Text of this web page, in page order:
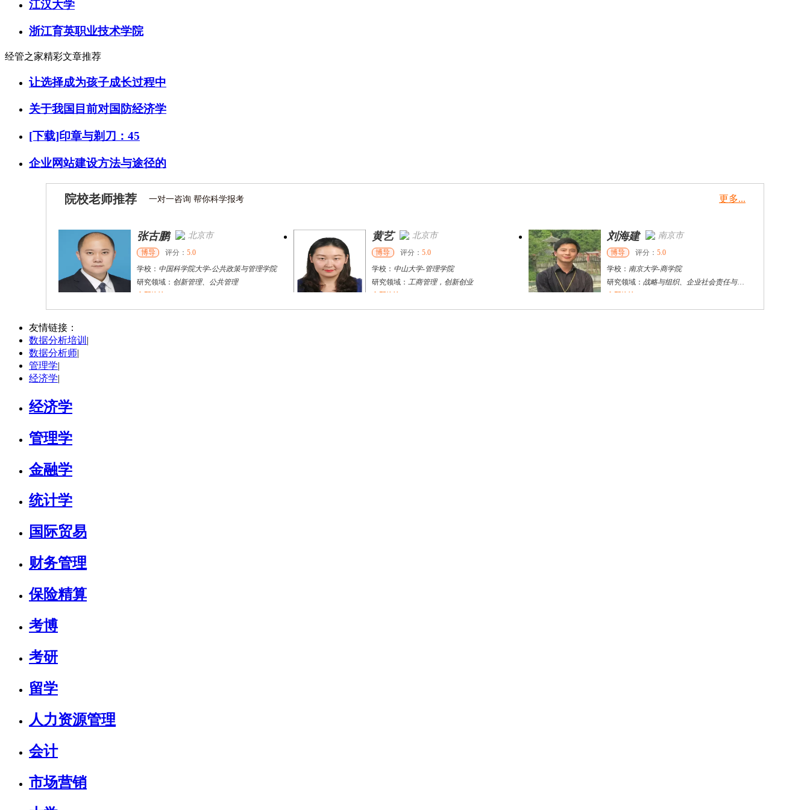
江汉大学
浙江育英职业技术学院
经管之家精彩文章推荐
让选择成为孩子成长过程中
关于我国目前对国防经济学
[下载]印章与剃刀：45
企业网站建设方法与途径的
院校老师推荐 一对一咨询 帮你科学报考 更多...
张古鹏 北京市
博导 评分： 5.0
学校： 中国科学院大学-公共政策与管理学院
研究领域： 创新管理、公共管理
立即咨询
黄艺 北京市
博导 评分： 5.0
学校： 中山大学-管理学院
研究领域： 工商管理，创新创业
立即咨询
刘海建 南京市
博导 评分： 5.0
学校： 南京大学-商学院
研究领域： 战略与组织、企业社会责任与伦理
立即咨询
李** 哈尔滨市 杨杰 桂林市 张** 珠海市
友情链接：
数据分析培训 |
数据分析师|
管理学|
经济学|
经济学
管理学
金融学
统计学
国际贸易
财务管理
保险精算
考博
考研
留学
人力资源管理
会计
市场营销